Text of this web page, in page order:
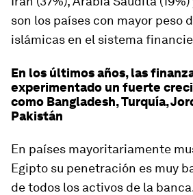
son los países con mayor peso
islámicas en el sistema
En los últimos años, las
experimentado un fuerte
como Bangladesh, Turquía,
Pakistán
En países mayoritariamente
Egipto su penetración es muy
de todos los activos de la